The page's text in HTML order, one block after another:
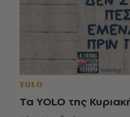
YOLO
Τα YOLO της